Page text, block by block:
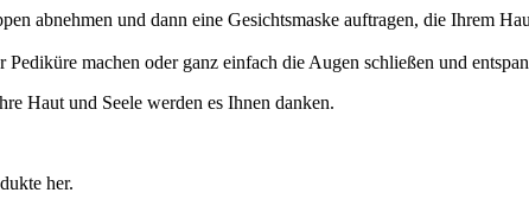
abnehmen und dann eine Gesichtsmaske auftragen, die Ihrem
machen oder ganz einfach die Augen schließen und
Haut und Seele werden es Ihnen danken.
her.